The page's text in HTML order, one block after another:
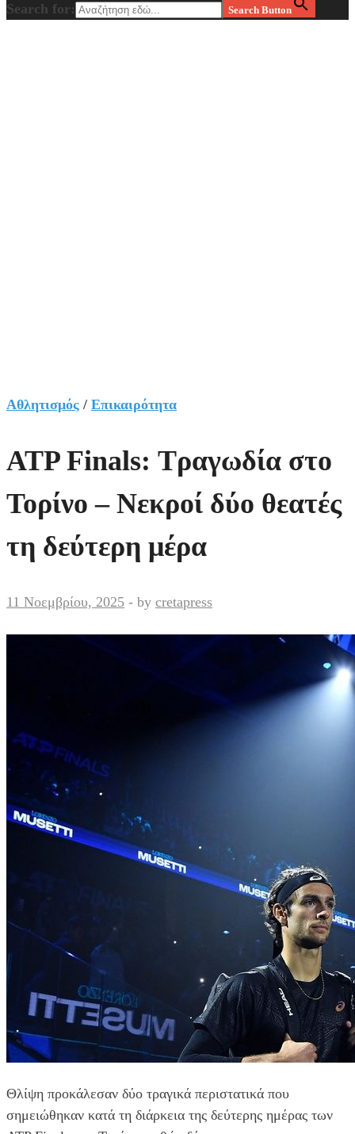
Search for: Search Button
Αθλητισμός / Επικαιρότητα
ATP Finals: Τραγωδία στο
Τορίνο – Νεκροί δύο θεατές
τη δεύτερη μέρα
11 Νοεμβρίου, 2025 - by cretapress
Θλίψη προκάλεσαν δύο τραγικά περιστατικά που
σημειώθηκαν κατά τη διάρκεια της δεύτερης ημέρας των